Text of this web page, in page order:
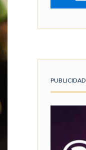
PUBLICIDAD